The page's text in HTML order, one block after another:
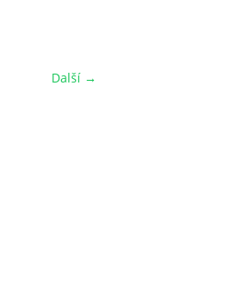
Další →